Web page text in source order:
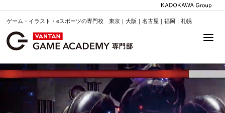
ゲーム・イラスト・eスポーツの専門校 東京｜大阪｜名古屋｜福岡｜札幌